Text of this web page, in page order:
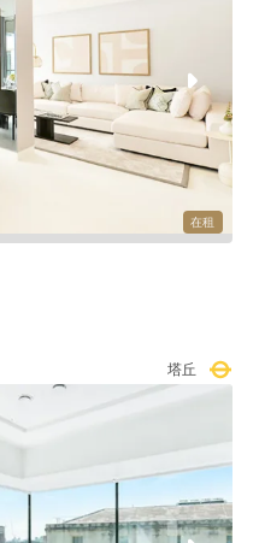
在租
塔丘